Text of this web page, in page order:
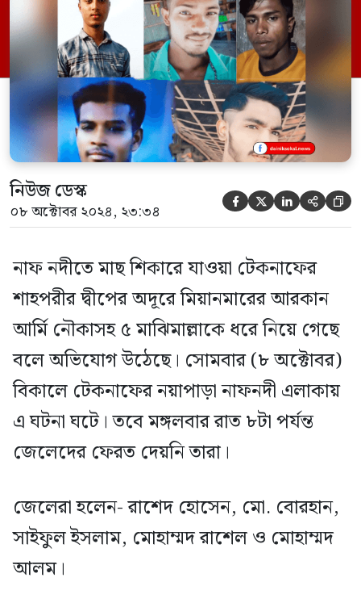
জেলেদের ফেরত দেয়নি তারা। জেলেরা হলেন-
রাশেদ হোসেন, মো. বোরহান, সাইফুল ইসলাম,
মোহাম্মদ রাশেল ও মোহাম্মদ আলম। তারা […]
নিউজ ডেস্ক
০৮ অক্টোবর ২০২৪, ২৩:৩৪     
নাফ নদীতে মাছ শিকারে যাওয়া টেকনাফের
শাহপরীর দ্বীপের অদূরে মিয়ানমারের আরকান
আর্মি নৌকাসহ ৫ মাঝিমাল্লাকে ধরে নিয়ে গেছে
বলে অভিযোগ উঠেছে। সোমবার (৮ অক্টোবর)
বিকালে টেকনাফের নয়াপাড়া নাফনদী এলাকায়
এ ঘটনা ঘটে। তবে মঙ্গলবার রাত ৮টা পর্যন্ত
জেলেদের ফেরত দেয়নি তারা।
জেলেরা হলেন- রাশেদ হোসেন, মো. বোরহান,
সাইফুল ইসলাম, মোহাম্মদ রাশেল ও মোহাম্মদ
আলম।